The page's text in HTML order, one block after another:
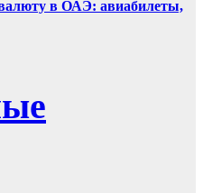
в ОАЭ: авиабилеты,